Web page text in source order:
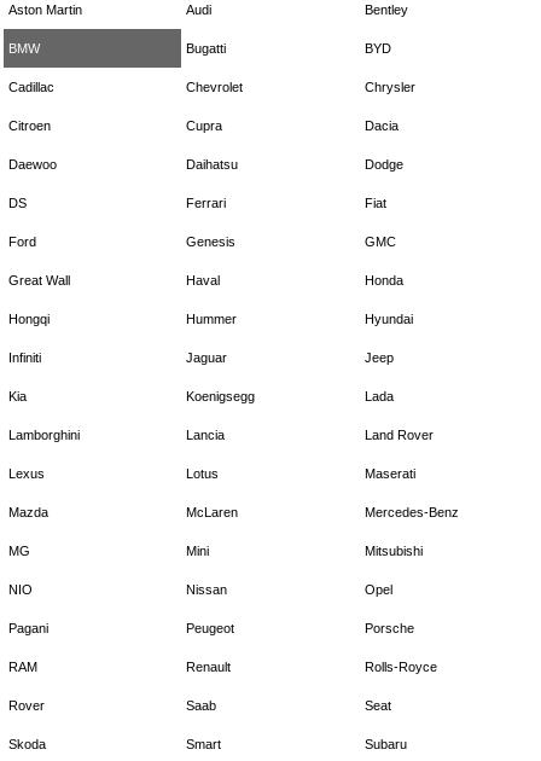
Aston Martin Audi Bentley
BMW Bugatti BYD
Cadillac Chevrolet Chrysler
Citroen Cupra Dacia
Daewoo Daihatsu Dodge
DS Ferrari Fiat
Ford Genesis GMC
Great Wall Haval Honda
Hongqi Hummer Hyundai
Infiniti Jaguar Jeep
Kia Koenigsegg Lada
Lamborghini Lancia Land Rover
Lexus Lotus Maserati
Mazda McLaren Mercedes-Benz
MG Mini Mitsubishi
NIO Nissan Opel
Pagani Peugeot Porsche
RAM Renault Rolls-Royce
Rover Saab Seat
Skoda Smart Subaru